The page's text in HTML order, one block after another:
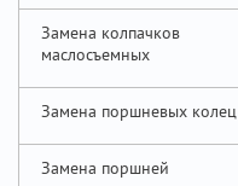
Замена колпачков
маслосъемных
Замена поршневых колец
Замена поршней